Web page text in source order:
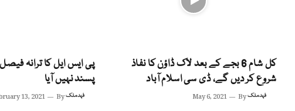
کل شام 6 بجے کے بعد لاک ڈاؤن کا نفاذ
شروع کر دیں گے، ڈی سی اسلام آباد
May 6, 2021 Byفہد ملک
پی ایس ایل کا ترانہ
پسند نہیں آیا
13, 2021 Byفہد ملک